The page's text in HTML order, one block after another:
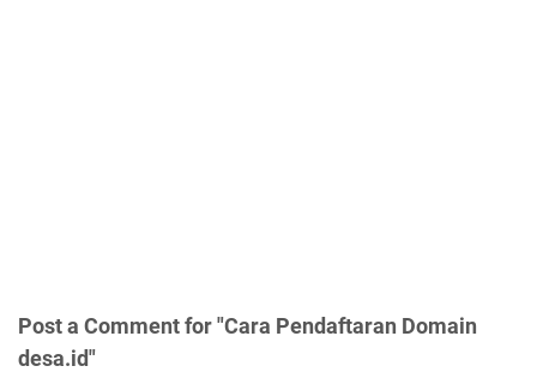
Post a Comment for "Cara Pendaftaran Domain
desa.id"